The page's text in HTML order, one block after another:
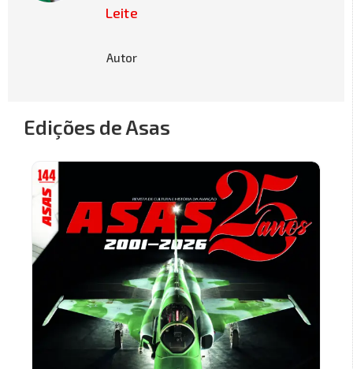
Leite
Autor
Edições de Asas